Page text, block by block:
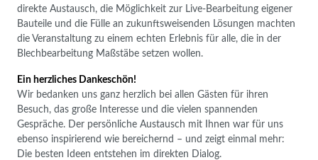
direkte Austausch, die Möglichkeit zur Live-Bearbeitung eigener
Bauteile und die Fülle an zukunftsweisenden Lösungen machten
die Veranstaltung zu einem echten Erlebnis für alle, die in der
Blechbearbeitung Maßstäbe setzen wollen.
Ein herzliches Dankeschön!
Wir bedanken uns ganz herzlich bei allen Gästen für ihren
Besuch, das große Interesse und die vielen spannenden
Gespräche. Der persönliche Austausch mit Ihnen war für uns
ebenso inspirierend wie bereichernd – und zeigt einmal mehr:
Die besten Ideen entstehen im direkten Dialog.